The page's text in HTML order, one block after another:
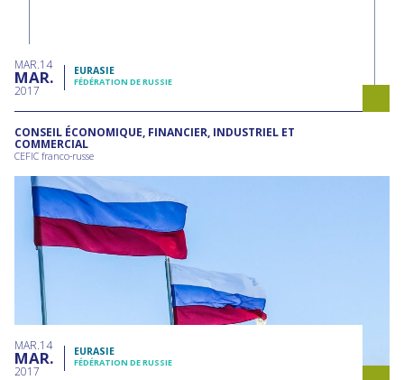
MAR 14
MAR
2017
EURASIE
FÉDÉRATION DE RUSSIE
CONSEIL ÉCONOMIQUE, FINANCIER, INDUSTRIEL ET
COMMERCIAL
CEFIC franco-russe
MAR 14
MAR
2017
EURASIE
FÉDÉRATION DE RUSSIE